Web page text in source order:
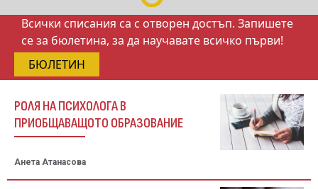
Всички списания са с отворен достъп. Запишете
се за бюлетина, за да научавате всичко първи!
БЮЛЕТИН
РОЛЯ НА ПСИХОЛОГА В
ПРИОБЩАВАЩОТО ОБРАЗОВАНИЕ
Анета Атанасова